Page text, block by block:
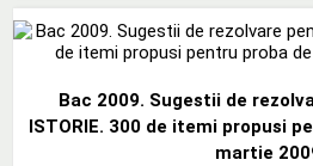
Bac 2009. Sugestii de
ISTORIE. 300 de itemi propusi
martie